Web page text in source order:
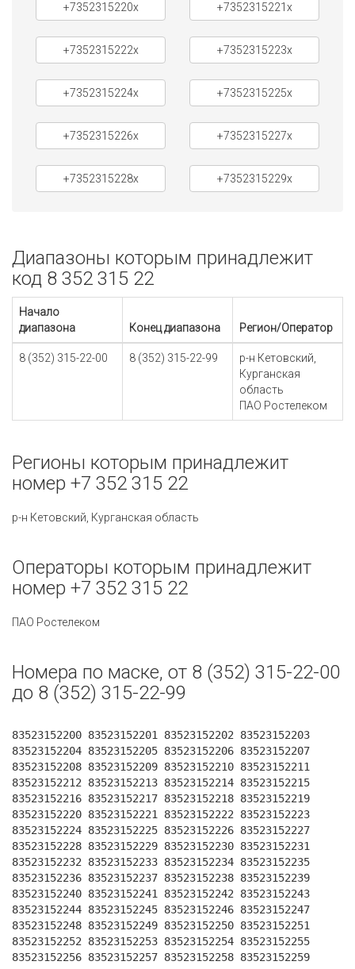
+7352315220x +7352315221x
+7352315222x +7352315223x
+7352315224x +7352315225x
+7352315226x +7352315227x
+7352315228x +7352315229x
Диапазоны которым принадлежит
код 8 352 315 22
Начало
диапазона
Конец диапазона Регион/Оператор
8 (352) 315-22-00 8 (352) 315-22-99
р-н Кетовский,
Курганская
область
ПАО Ростелеком
Регионы которым принадлежит
номер +7 352 315 22
р-н Кетовский, Курганская область
Операторы которым принадлежит
номер +7 352 315 22
ПАО Ростелеком
Номера по маске, от 8 (352) 315-22-00
до 8 (352) 315-22-99
83523152200 83523152201 83523152202 83523152203
83523152204 83523152205 83523152206 83523152207
83523152208 83523152209 83523152210 83523152211
83523152212 83523152213 83523152214 83523152215
83523152216 83523152217 83523152218 83523152219
83523152220 83523152221 83523152222 83523152223
83523152224 83523152225 83523152226 83523152227
83523152228 83523152229 83523152230 83523152231
83523152232 83523152233 83523152234 83523152235
83523152236 83523152237 83523152238 83523152239
83523152240 83523152241 83523152242 83523152243
83523152244 83523152245 83523152246 83523152247
83523152248 83523152249 83523152250 83523152251
83523152252 83523152253 83523152254 83523152255
83523152256 83523152257 83523152258 83523152259